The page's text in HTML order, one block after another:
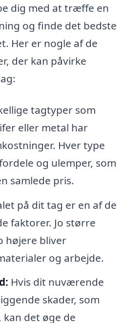
dig med at træffe en
og finde det bedste
Her er nogle af de
der kan påvirke
tagtyper som
eller metal har
Hver type
og ulemper, som
samlede pris.
på dit tag er en af de
faktorer. Jo større
højere bliver
og arbejde.
Hvis dit nuværende
skader, som
kan det øge de